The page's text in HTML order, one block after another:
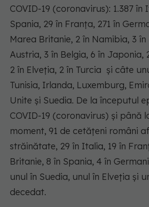
COVID-19 (coronavirus): 1.387 în
Spania, 29 în Franța, 271 în
Marea Britanie, 2 în Namibia, 3 în
Austria, 3 în Belgia, 6 în Japonia,
2 în Elveția, 2 în Turcia și câte
Tunisia, Irlanda, Luxemburg,
Unite și Suedia. De la începutul
COVID-19 (coronavirus) și până
moment, 91 de cetățeni români
străinătate, 29 în Italia, 19 în
Britanie, 8 în Spania, 4 în
unul în Suedia, unul în Elveția și
decedat.